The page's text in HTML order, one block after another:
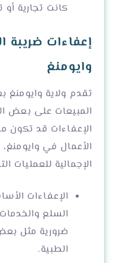
كانت تجارية أو
إعفاءات ضريبة
وايومنغ
تقدم ولاية وايومنغ
المبيعات على بعض
الإعفاءات قد
الأعمال في
الإجمالية للعمليات
الإعفاءات
السلع
ضرورية مثل
الطبية.